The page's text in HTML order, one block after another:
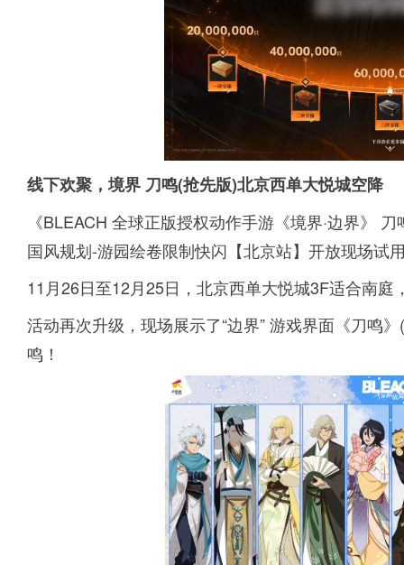
线下欢聚，境界 刀鸣(抢先版)北京西单大悦城空降
《BLEACH 全球正版授权动作手游《境界·边界》
国风规划-游园绘卷限制快闪【北京站】开放现场试
11月26日至12月25日，北京西单大悦城3F适合南庭
活动再次升级，现场展示了“边界” 游戏界面《刀鸣
鸣！